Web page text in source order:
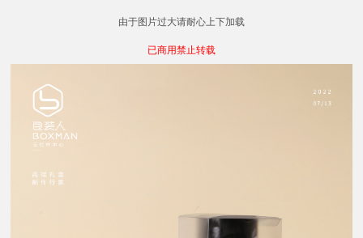
由于图片过大请耐心上下加载
已商用禁止转载